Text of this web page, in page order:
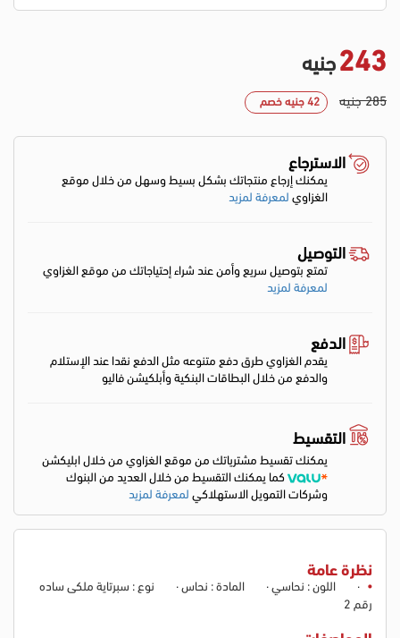
243جنيه
285 جنيه 42 جنيه خصم
الاسترجاع
يمكنك إرجاع منتجاتك بشكل بسيط وسهل من خلال موقع
الغزاويلمعرفة لمزيد
التوصيل
تمتع بتوصيل سريع وأمن عند شراء إحتياجاتك من موقع الغزاوي
لمعرفة لمزيد
الدفع
يقدم الغزاوي طرق دفع متنوعه مثل الدفع نقدا عند الإستلام
والدفع من خلال البطاقات البنكية وأبلكيشن فاليو
التقسيط
يمكنك تقسيط مشترياتك من موقع الغزاوي من خلال ابليكشن
كما يمكنك التقسيط من خلال العديد من البنوك
وشركات التمويل الاستهلاكيلمعرفة لمزيد
نظرة عامة
· اللون : نحاسي · المادة : نحاس · نوع : سبرتاية ملكى ساده
رقم 2